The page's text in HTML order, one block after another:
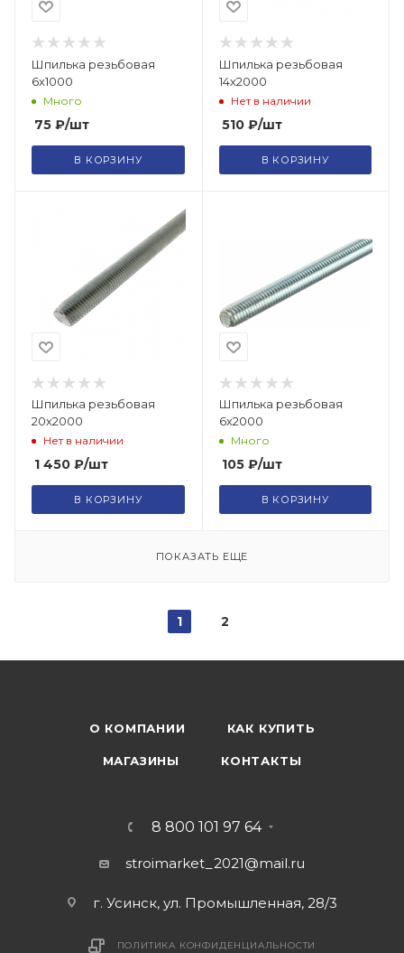
Шпилька резьбовая
6х1000
Много
75 ₽/шт
В КОРЗИНУ
Шпилька резьбовая
14х2000
Нет в наличии
510₽/шт
В КОРЗИНУ
Шпилька резьбовая
20х2000
Нет в наличии
1 450 ₽/шт
В КОРЗИНУ
Шпилька резьбовая
6х2000
Много
105₽/шт
В КОРЗИНУ
ПОКАЗАТЬ ЕЩЕ
1 2
О КОМПАНИИ КАК КУПИТЬ
МАГАЗИНЫ КОНТАКТЫ
8 800 101 97 64
stroimarket_2021@mail.ru
г. Усинск, ул. Промышленная, 28/3
ПОЛИТИКА КОНФИДЕНЦИАЛЬНОСТИ